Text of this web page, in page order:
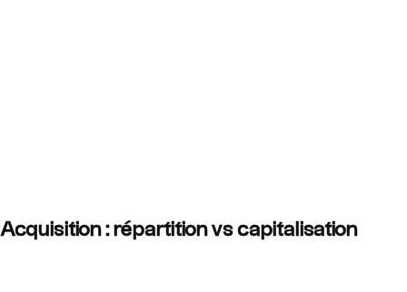
Acquisition : répartition vs capitalisation